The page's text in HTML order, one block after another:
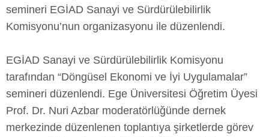
semineri EGİAD Sanayi ve Sürdürülebilirlik
Komisyonu’nun organizasyonu ile düzenlendi.
EGİAD Sanayi ve Sürdürülebilirlik Komisyonu
tarafından “Döngüsel Ekonomi ve İyi Uygulamalar”
semineri düzenlendi. Ege Üniversitesi Öğretim Üyesi
Prof. Dr. Nuri Azbar moderatörlüğünde dernek
merkezinde düzenlenen toplantıya şirketlerde görev